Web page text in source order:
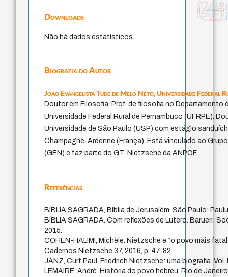
Downloads
Não há dados estatísticos.
Biografia do Autor
João Evangelista Tude de Melo Neto,Universidade Federal
Doutor em Filosofia. Prof. de filosofia no Departamento
Universidade Federal Rural de Pernambuco (UFRPE).
Universidade de São Paulo (USP) com estágio
Champagne-Ardenne (França). Está vinculado ao
(GEN) e faz parte do GT-Nietzsche da ANPOF.
Referências
BÍBLIA SAGRADA, Bíblia de Jerusalém. São Paulo:
BÍBLIA SAGRADA. Com reflexões de Lutero. Barueri:
2015.
COHEN-HALIMI, Michèle. Nietzsche e “o povo mais
Cadernos Nietzsche 37, 2016, p. 47-82
JANZ, Curt Paul. Friedrich Nietzsche: uma biografia.
LEMAIRE, André. História do povo hebreu. Rio de
fundamentalismojacobi
protágorasexperiência temporal
metafísica do tempo
género
idade
intolerância identidade nacional
filosofias indígenas
filosofia brasileira j.c.m. neto
palavra
literatura (poética)
perdón
leyes
violencia
guayaquil
logos
lei
desejo
bataille
mind
therapy
philosophy animais